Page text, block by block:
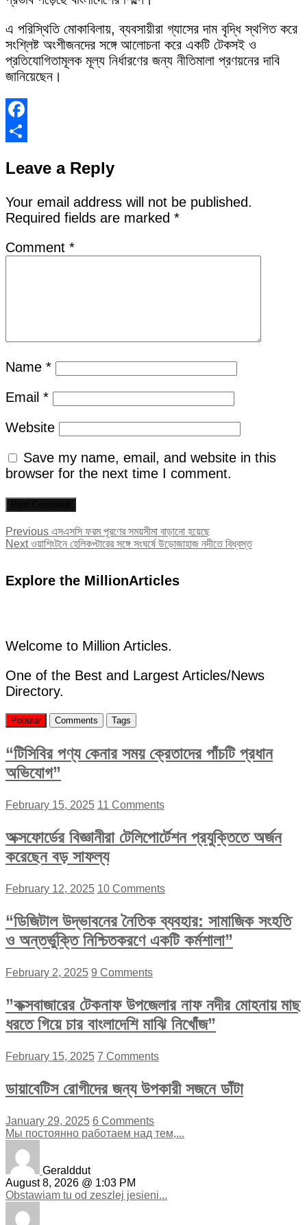
এ পরিস্থিতি মোকাবিলায়, ব্যবসায়ীরা গ্যাসের দাম বৃদ্ধি স্থগিত করে
সংশ্লিষ্ট অংশীজনদের সঙ্গে আলোচনা করে একটি টেকসই ও
প্রতিযোগিতামূলক মূল্য নির্ধারণের জন্য নীতিমালা প্রণয়নের দাবি
জানিয়েছেন।
Facebook
Leave a Reply
Your email address will not be published.
Required fields are marked *
Comment *
Name *
Email *
Website
Save my name, email, and website in this
browser for the next time I comment.
Post
Previous Previous
post:
এসএসসি ফরম পূরণের সময়সীমা বাড়ানো হয়েছে
Next Next
ওয়াশিংটনে হেলিকপ্টারের সঙ্গে সংঘর্ষে উড়োজাহাজ নদীতে বিধ্বস্ত
Explore the MillionArticles
Welcome to Million Articles.
One of the Best and Largest Articles/News
Directory.
Popular Comments Tags
“টিসিবির পণ্য কেনার সময় ক্রেতাদের পাঁচটি প্রধান
অভিযোগ”
February 15, 2025 11 Comments
অক্সফোর্ডের বিজ্ঞানীরা টেলিপোর্টেশন প্রযুক্তিতে অর্জন
করেছেন বড় সাফল্য
February 12, 2025 10 Comments
“ডিজিটাল উদ্ভাবনের নৈতিক ব্যবহার: সামাজিক সংহতি
ও অন্তর্ভুক্তি নিশ্চিতকরণে একটি কর্মশালা”
February 2, 2025 9 Comments
”কক্সবাজারের টেকনাফ উপজেলার নাফ নদীর মোহনায় মাছ
ধরতে গিয়ে চার বাংলাদেশি মাঝি নিখোঁজ”
February 15, 2025 7 Comments
ডায়াবেটিস রোগীদের জন্য উপকারী সজনে ডাঁটা
January 29, 2025 6 Comments
Мы постоянно работаем над тем,...
Geralddut
August 8, 2026 @ 1:03 PM
Obstawiam tu od zeszlej jesieni...